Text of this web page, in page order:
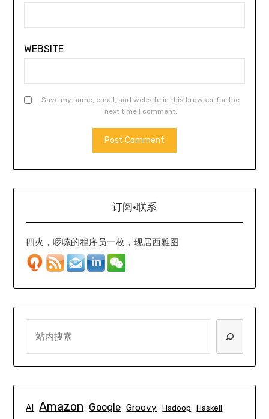
WEBSITE
Save my name, email, and website in this browser for the
next time I comment.
订阅·联系
四火，啰嗦的程序员一枚，现居西雅图
AI Amazon Google Groovy Hadoop Haskell